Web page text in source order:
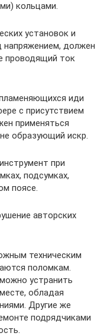
кольцами.
установок и
напряжением, должен
проводящий ток
иди
с присутствием
применяться
образующий искр.
при
подсумках,
поясе.
авторских
техническим
поломкам.
устранить
обладая
Другие же
подрядчиками